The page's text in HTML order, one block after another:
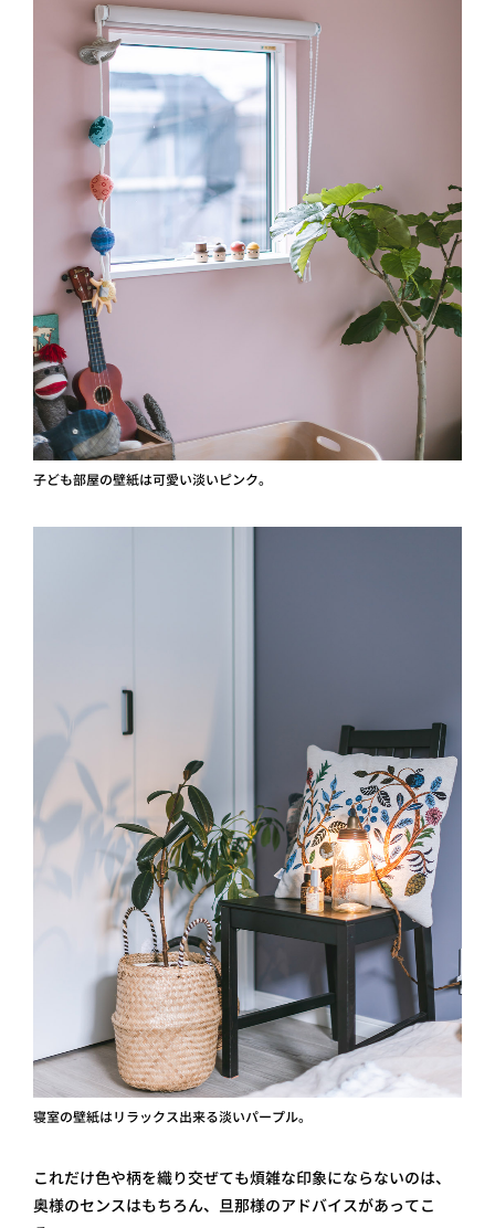
子ども部屋の壁紙は可愛い淡いピンク。
寝室の壁紙はリラックス出来る淡いパープル。
これだけ色や柄を織り交ぜても煩雑な印象にならないのは、
奥様のセンスはもちろん、旦那様のアドバイスがあってこ